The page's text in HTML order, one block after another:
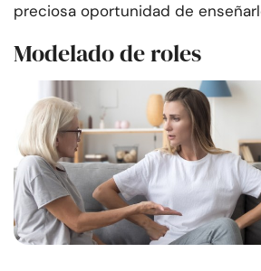
preciosa oportunidad de
Modelado de roles